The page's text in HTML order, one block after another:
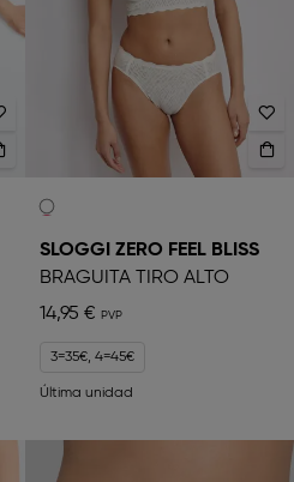
SLOGGI ZERO FEEL BLISS
BRAGUITA TIRO ALTO
14,95 €
3=35€, 4=45€
Última unidad